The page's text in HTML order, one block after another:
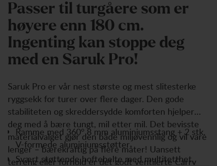
Passer til turgåere som er
høyere enn 180 cm.
Ingenting kan stoppe deg
med en Saruk Pro!
Saruk Pro er vår nest største og mest slitesterke
ryggsekk for turer over flere dager. Den gode
stabiliteten og skreddersydde komforten hjelper
deg med å bære tungt, mil etter mil. Det bevisste
materialvalget gjør den både miljøvennlig og vil vare
lenger – bærekraftig på flere måter! Uansett
terreng eller forhold er det godt ventilerte Carry
Ramme med 360° 8 mm aluminiumsstang + 2 stk.
V-formede aluminiumsstøtter
Svært støttende hoftebelte med multitetthet,